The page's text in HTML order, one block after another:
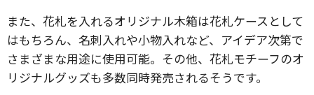
また、花札を入れるオリジナル木箱は花札ケースとして
はもちろん、名刺入れや小物入れなど、アイデア次第で
さまざまな用途に使用可能。その他、花札モチーフのオ
リジナルグッズも多数同時発売されるそうです。